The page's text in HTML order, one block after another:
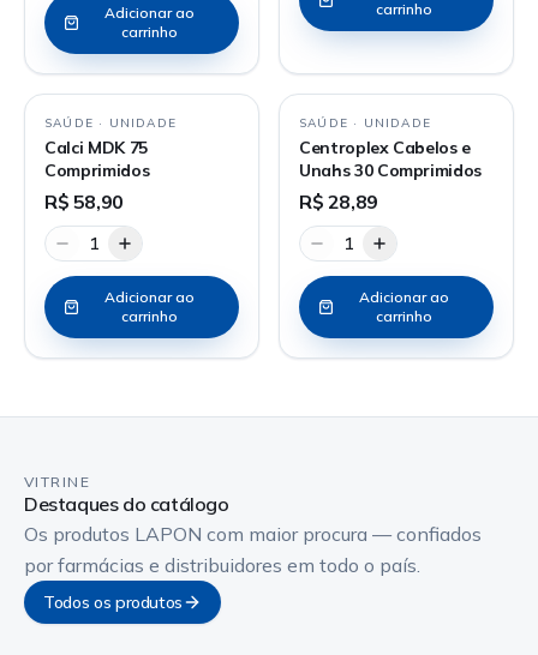
Adicionar ao
carrinho
carrinho
SAÚDE · UNIDADE
Calci MDK 75
Comprimidos
R$ 58,90
1
Adicionar ao
carrinho
SAÚDE · UNIDADE
Centroplex Cabelos e
Unahs 30 Comprimidos
R$ 28,89
1
Adicionar ao
carrinho
VITRINE
Destaques do catálogo
Os produtos LAPON com maior procura — confiados
por farmácias e distribuidores em todo o país.
Todos os produtos